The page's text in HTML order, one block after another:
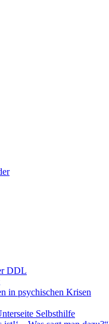
DDL
in psychischen Krisen
Selbsthilfe